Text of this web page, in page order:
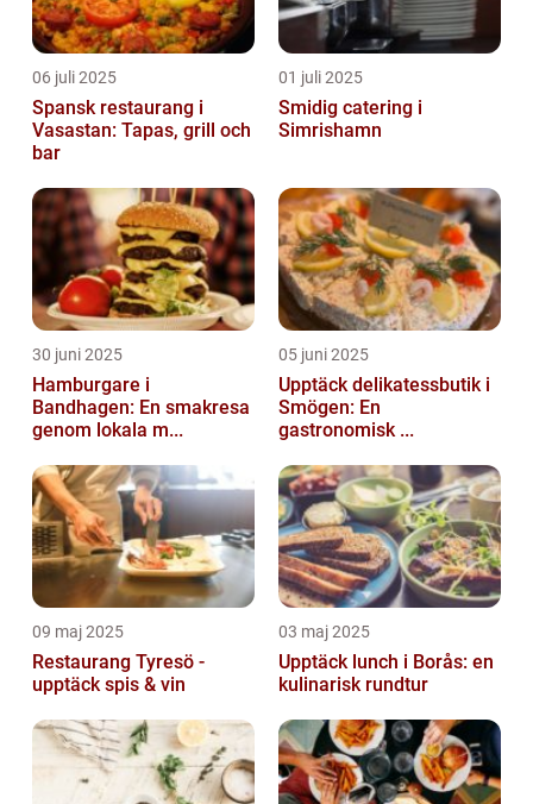
06 juli 2025
Spansk restaurang i
Vasastan: Tapas, grill och
bar
01 juli 2025
Smidig catering i
Simrishamn
30 juni 2025
Hamburgare i
Bandhagen: En smakresa
genom lokala m...
05 juni 2025
Upptäck delikatessbutik i
Smögen: En
gastronomisk ...
09 maj 2025
Restaurang Tyresö -
upptäck spis & vin
03 maj 2025
Upptäck lunch i Borås: en
kulinarisk rundtur